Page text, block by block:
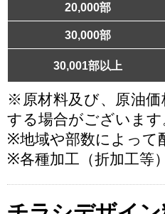
20,000部
30,000部
30,001部以上
※原材料及び、原油
する場合がございます
※地域や部数によって
※各種加工（折加工等